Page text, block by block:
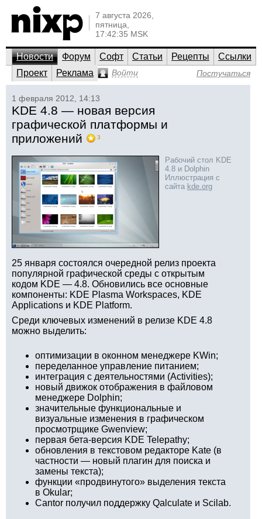
7 августа 2026,
пятница,
17:42:35 MSK
Новости Форум Софт Статьи Рецепты
Ссылки
Проект
Реклама Войти Постучаться
1 февраля 2012, 14:13
KDE 4.8 — новая версия
графической платформы и
приложений
3
Рабочий стол KDE
4.8 и Dolphin
Иллюстрация с
сайта kde.org
25 января состоялся очередной релиз проекта
популярной графической среды с открытым
кодом KDE — 4.8. Обновились все основные
компоненты: KDE Plasma Workspaces, KDE
Applications и KDE Platform.
Среди ключевых изменений в релизе KDE 4.8
можно выделить:
оптимизации в оконном менеджере KWin;
переделанное управление питанием;
интеграция с деятельностями (Activities);
новый движок отображения в файловом
менеджере Dolphin;
значительные функциональные и
визуальные изменения в графическом
просмотрщике Gwenview;
первая бета-версия KDE Telepathy;
обновления в текстовом редакторе Kate (в
частности — новый плагин для поиска и
замены текста);
функции «продвинутого» выделения текста
в Okular;
Cantor получил поддержку Qalculate и Scilab.